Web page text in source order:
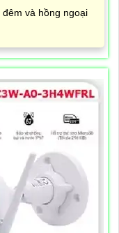
và hồng ngoại